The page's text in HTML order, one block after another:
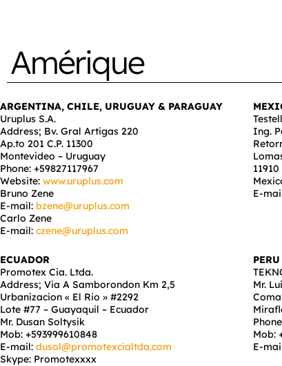
Amérique
ARGENTINA, CHILE, URUGUAY & PARAGUAY
Uruplus S.A.
Address; Bv. Gral Artigas 220
Ap.to 201 C.P. 11300
Montevideo – Uruguay
Phone: +59827117967
Website: www.uruplus.com
Bruno Zene
E-mail: bzene@uruplus.com
Carlo Zene
E-mail: czene@uruplus.com
Ing.
E-
ECUADOR
Promotex Cia. Ltda.
Address; Via A Samborondon Km 2,5
Urbanizacion « El Rio » #2292
Lote #77 – Guayaquil – Ecuador
Mr. Dusan Soltysik
Mob: +593999610848
E-mail: dusol@promotexcialtda.com
Skype: Promotexxxx
Mr.
Mob:
E-